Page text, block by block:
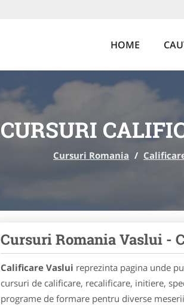
HOME
CURSURI
Cursuri Romania /
Cursuri Romania Vaslui -
Calificare Vaslui reprezinta pagina unde
cursuri de calificare, recalificare, initiere,
programe de formare pentru diverse